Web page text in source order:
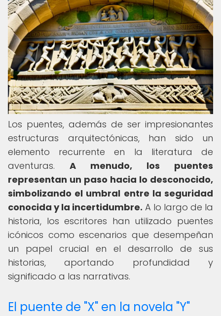
Los puentes, además de ser impresionantes
estructuras arquitectónicas, han sido un
elemento recurrente en la literatura de
aventuras. A menudo, los puentes
representan un paso hacia lo desconocido,
simbolizando el umbral entre la seguridad
conocida y la incertidumbre. A lo largo de la
historia, los escritores han utilizado puentes
icónicos como escenarios que desempeñan
un papel crucial en el desarrollo de sus
historias, aportando profundidad y
significado a las narrativas.
El puente de "X" en la novela "Y"